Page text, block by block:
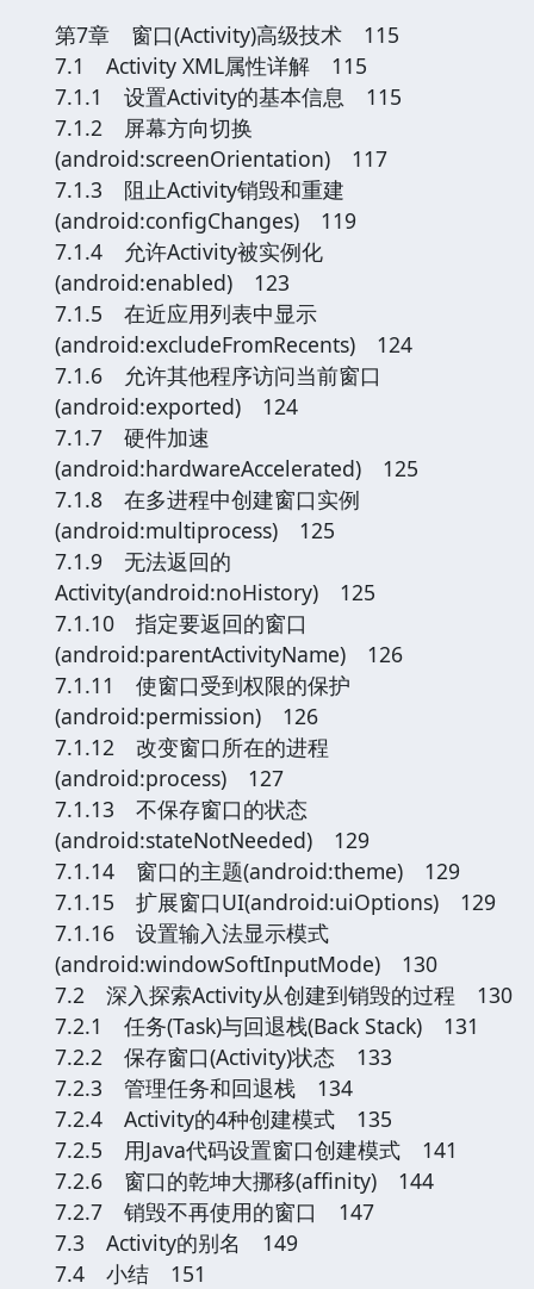
第7章 窗口(Activity)高级技术 115
7.1 Activity XML属性详解 115
7.1.1 设置Activity的基本信息 115
7.1.2 屏幕方向切换
(android:screenOrientation) 117
7.1.3 阻止Activity销毁和重建
(android:configChanges) 119
7.1.4 允许Activity被实例化
(android:enabled) 123
7.1.5 在近应用列表中显示
(android:excludeFromRecents) 124
7.1.6 允许其他程序访问当前窗口
(android:exported) 124
7.1.7 硬件加速
(android:hardwareAccelerated) 125
7.1.8 在多进程中创建窗口实例
(android:multiprocess) 125
7.1.9 无法返回的
Activity(android:noHistory) 125
7.1.10 指定要返回的窗口
(android:parentActivityName) 126
7.1.11 使窗口受到权限的保护
(android:permission) 126
7.1.12 改变窗口所在的进程
(android:process) 127
7.1.13 不保存窗口的状态
(android:stateNotNeeded) 129
7.1.14 窗口的主题(android:theme) 129
7.1.15 扩展窗口UI(android:uiOptions) 129
7.1.16 设置输入法显示模式
(android:windowSoftInputMode) 130
7.2 深入探索Activity从创建到销毁的过程 130
7.2.1 任务(Task)与回退栈(Back Stack) 131
7.2.2 保存窗口(Activity)状态 133
7.2.3 管理任务和回退栈 134
7.2.4 Activity的4种创建模式 135
7.2.5 用Java代码设置窗口创建模式 141
7.2.6 窗口的乾坤大挪移(affinity) 144
7.2.7 销毁不再使用的窗口 147
7.3 Activity的别名 149
7.4 小结 151